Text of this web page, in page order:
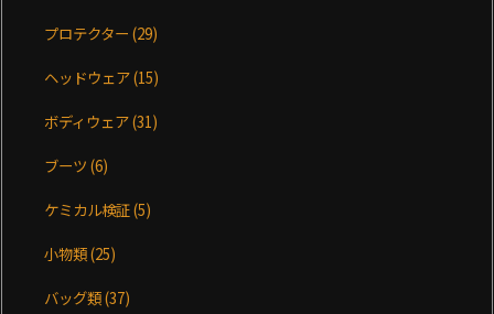
プロテクター(29)
ヘッドウェア(15)
ボディウェア(31)
ブーツ(6)
ケミカル検証(5)
小物類(25)
バッグ類(37)